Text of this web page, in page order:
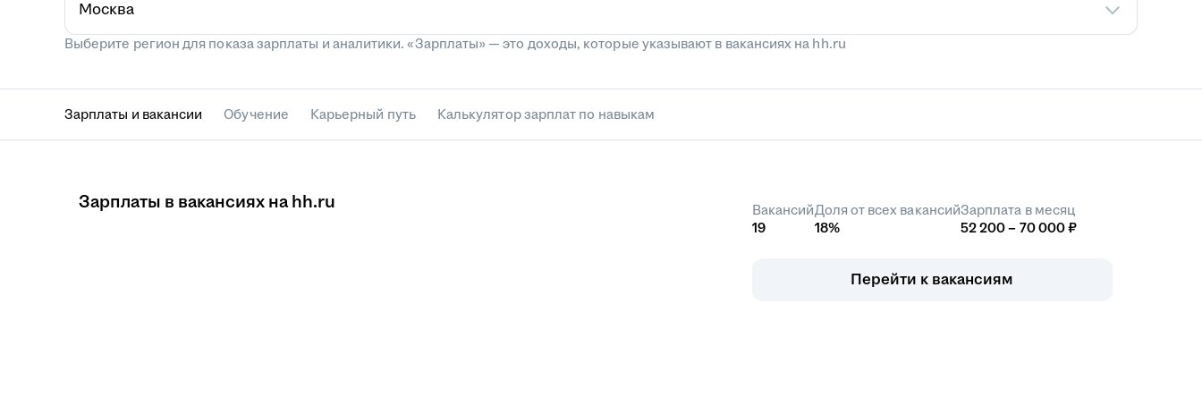
Москва
Выберите регион для показа зарплаты и аналитики. «Зарплаты» — это доходы, которые указывают в вакансиях на hh.ru
Зарплаты и вакансии Обучение Карьерный путь Калькулятор зарплат по навыкам
Зарплаты в вакансиях на hh.ru
Вакансий
19
Доля от всех вакансий
18%
Зарплата в месяц
52 200 – 70 000 ₽
Перейти к вакансиям